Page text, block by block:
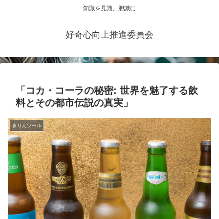
知識を見識、胆識に
好奇心向上推進委員会
「コカ・コーラの秘密: 世界を魅了する飲
料とその都市伝説の真実」
きりんツール